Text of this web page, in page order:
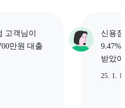
고객님이
만원 대출
신용
9.47%
받았
25. 1.